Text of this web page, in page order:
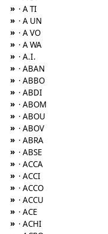
» · A TI
» · A UN
» · A VO
» · A WA
» · A.I.
» · ABAN
» · ABBO
» · ABDI
» · ABOM
» · ABOU
» · ABOV
» · ABRA
» · ABSE
» · ACCA
» · ACCI
» · ACCO
» · ACCU
» · ACE
» · ACHI